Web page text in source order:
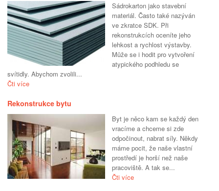
Sádrokarton jako stavební
materiál. Často také nazýván
ve zkratce SDK. Při
rekonstrukcích oceníte jeho
lehkost a rychlost výstavby.
Může se i hodit pro vytvoření
atypického podhledu se
svítidly. Abychom zvolili...
Čti více
Rekonstrukce bytu
Byt je něco kam se každý den
vracíme a chceme si zde
odpočinout, nabrat síly. Někdy
máme pocit, že naše vlastní
prostředí je horší než naše
pracoviště. A tak se...
Čti více